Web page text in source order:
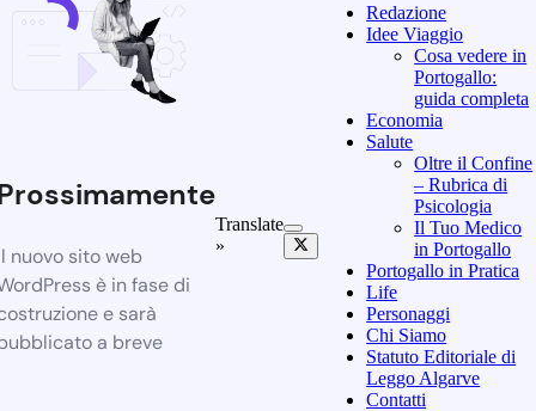
nuovo sito web
è in fase di
e sarà
a breve
Translate
»
Redazione
Idee Viaggio
Cosa vedere in
Portogallo:
guida completa
Economia
Salute
Oltre il Confine
– Rubrica di
Psicologia
Il Tuo Medico
in Portogallo
Portogallo in Pratica
Life
Personaggi
Chi Siamo
Statuto Editoriale di
Leggo Algarve
Contatti